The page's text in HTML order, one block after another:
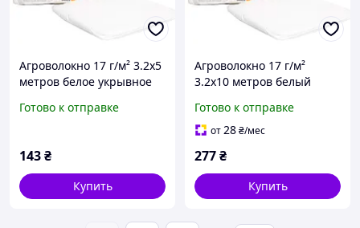
Агроволокно 17 г/м² 3.2х5
метров белое укрывное
Готово к отправке
143₴
Купить
Агроволокно 17 г/м²
3.2х10 метров белый
Готово к отправке
от28₴/мес
277₴
Купить